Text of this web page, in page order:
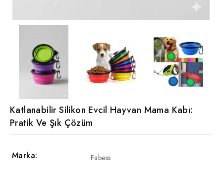
Katlanabilir Silikon Evcil Hayvan Mama Kabı:
Pratik Ve Şık Çözüm
Marka: Fabess